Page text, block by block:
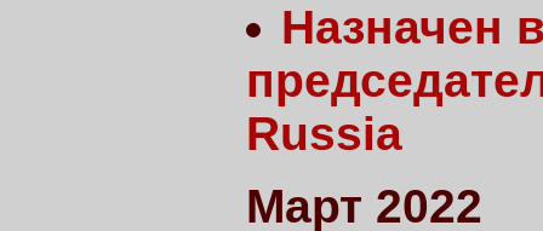
Назначен
Russia
Март 2022